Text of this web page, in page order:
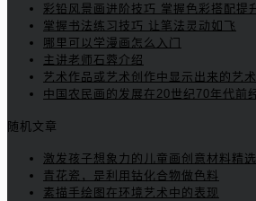
彩铅风景画进阶技巧 掌握色彩搭配提
掌握书法练习技巧 让笔法灵动如飞
哪里可以学漫画怎么入门
主讲老师石蓉介绍
艺术作品或艺术创作中显示出来的艺
中国农民画的发展在20世纪70年代前
随机文章
激发孩子想象力的儿童画创意材料精选
青花瓷，是利用钴化合物做色料
素描手绘图在环境艺术中的表现